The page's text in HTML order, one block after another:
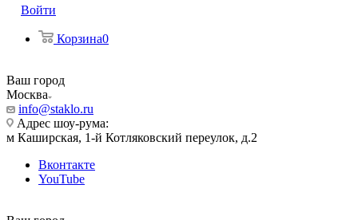
Войти
Корзина0
Ваш город
Москва
info@staklo.ru
Адрес шоу-рума:
м Каширская, 1-й Котляковский переулок, д.2
Вконтакте
YouTube